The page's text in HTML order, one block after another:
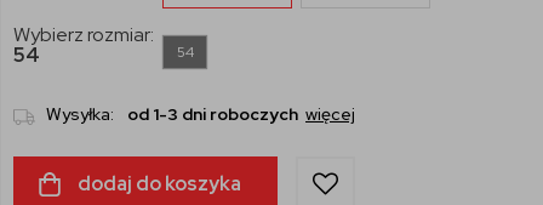
Wybierz rozmiar:
54
54
Wysyłka: od 1-3 dni roboczych więcej
dodaj do koszyka